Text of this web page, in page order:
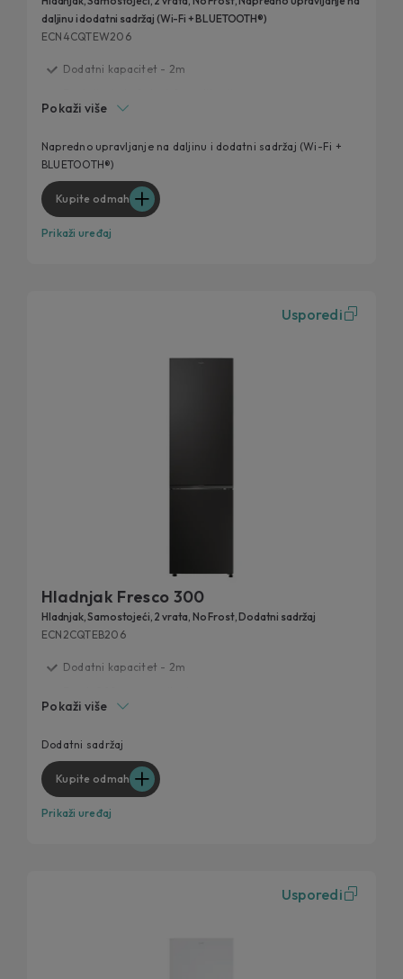
daljinu i dodatni sadržaj (Wi-Fi + BLUETOOTH®)
ECN4CQTEW206
Dodatni kapacitet - 2m
Fresh 0°C zona za ribu i meso
Humidity Zona
Pokaži više
Napredno upravljanje na daljinu i dodatni sadržaj (Wi-Fi +
BLUETOOTH®)
Kupite odmah
Prikaži uređaj
Usporedi
Hladnjak Fresco 300
Hladnjak, Samostojeći, 2 vrata, No Frost, Dodatni sadržaj
ECN2CQTEB206
Dodatni kapacitet - 2m
Dizajniran za svaku kuhinju
Circle Fresh tehnologija
Pokaži više
Dodatni sadržaj
Kupite odmah
Prikaži uređaj
Usporedi